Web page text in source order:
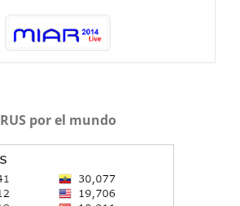
RUS por el mundo